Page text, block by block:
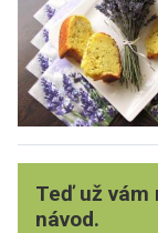
Teď už vám
návod.